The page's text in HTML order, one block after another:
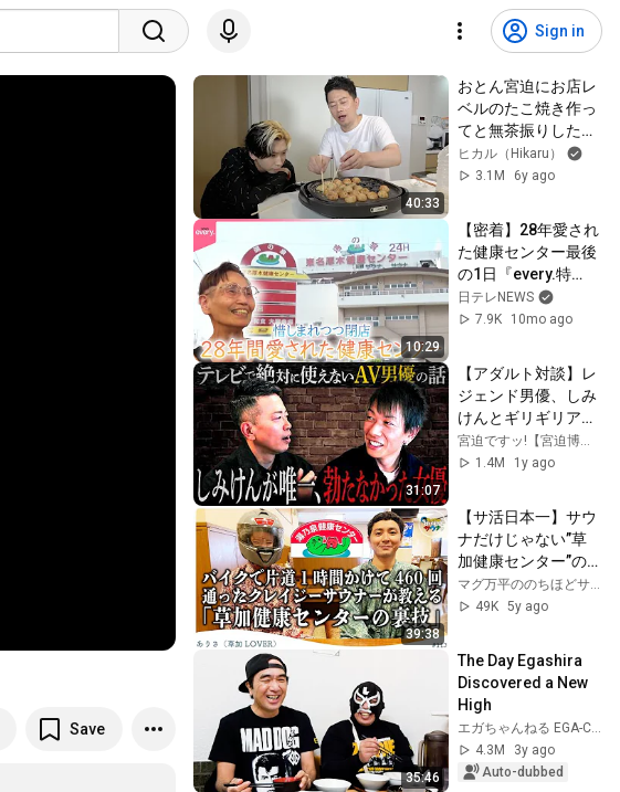
Sign in
Save
40:33
おとん宮迫にお店レ
ベルのたこ焼き作っ
てと無茶振りしたら
世界一美味いたこ焼
きご馳走してくれた
ヒカル（Hikaru）
3.1M
6y ago
10:29
【密着】28年愛され
た健康センター最後
の1日『every.特
集』
日テレNEWS
7.9K
10mo ago
31:07
【アダルト対談】レ
ジェンド男優、しみ
けんとギリギリアウ
トな話をしました宮迫ですッ!【宮迫博之】
1.4M
1y ago
39:38
【サ活日本一】サウ
ナだけじゃない”草
加健康センター”の
魅力
49K 5y ago
35:46
The Day Egashira
Discovered a New
High
4.3M
3y ago
Auto-dubbed